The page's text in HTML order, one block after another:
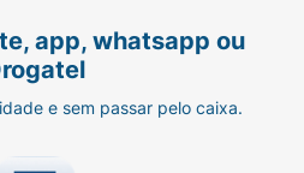
app, whatsapp ou
e sem passar pelo caixa.